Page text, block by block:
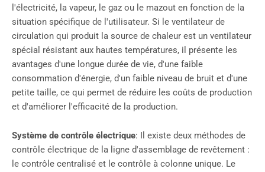
l'électricité, la vapeur, le gaz ou le mazout en fonction de la
situation spécifique de l'utilisateur. Si le ventilateur de
circulation qui produit la source de chaleur est un ventilateur
spécial résistant aux hautes températures, il présente les
avantages d'une longue durée de vie, d'une faible
consommation d'énergie, d'un faible niveau de bruit et d'une
petite taille, ce qui permet de réduire les coûts de production
et d'améliorer l'efficacité de la production.
Système de contrôle électrique: Il existe deux méthodes de
contrôle électrique de la ligne d'assemblage de revêtement :
le contrôle centralisé et le contrôle à colonne unique. Le